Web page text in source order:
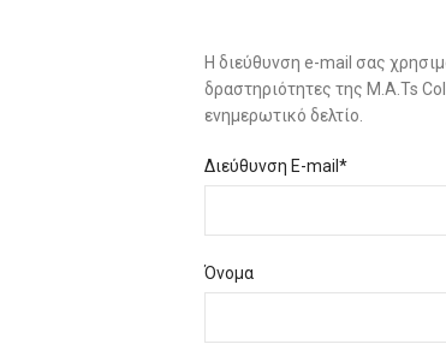
Η διεύθυνση e-mail σας
δραστηριότητες της M.A.Ts
ενημερωτικό δελτίο.
Διεύθυνση E-mail*
Όνομα